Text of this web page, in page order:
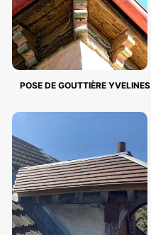
POSE DE GOUTTIÈRE YVELINES